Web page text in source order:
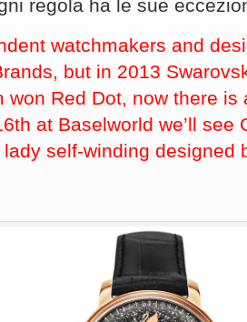
regola ha le sue
watchmakers and
but in 2013
won Red Dot, now there is
at Baselworld we’ll see
self-winding designed